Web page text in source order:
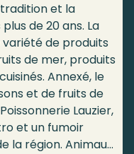
et la
de 20 ans. La
variété de produits
de mer, produits
Annexé, le
et de fruits de
Lauzier,
et un fumoir
la région. Animaux